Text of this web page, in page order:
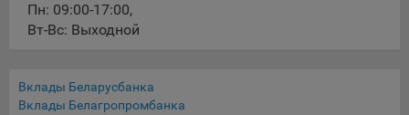
Технические настройки хранят технические данные вашего
выбора (например, языкового). Техническая аналитика
Компании, которой мы поручаем обработку данных для
данной цели:
Пн: 09:00-17:00,
Вт-Вс: Выходной
Вклады Беларусбанка
Вклады Белагропромбанка